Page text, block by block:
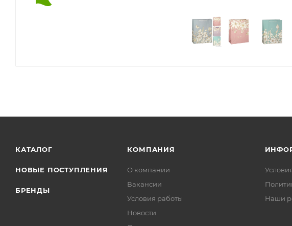
КАТАЛОГ
НОВЫЕ ПОСТУПЛЕНИЯ
БРЕНДЫ
КОМПАНИЯ
О компании
Вакансии
Условия работы
Новости
Наши